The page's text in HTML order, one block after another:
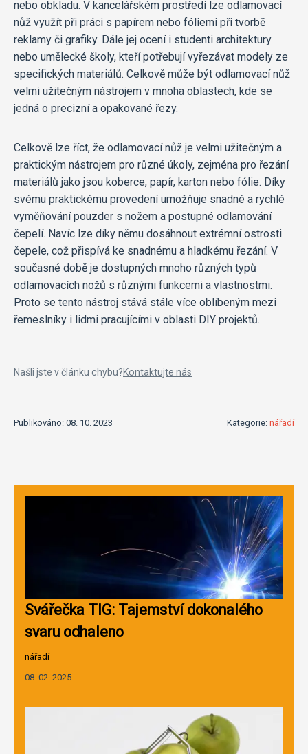
nebo obkladu. V kancelářském prostředí lze odlamovací
nůž využít při práci s papírem nebo fóliemi při tvorbě
reklamy či grafiky. Dále jej ocení i studenti architektury
nebo umělecké školy, kteří potřebují vyřezávat modely ze
specifických materiálů. Celkově může být odlamovací nůž
velmi užitečným nástrojem v mnoha oblastech, kde se
jedná o precizní a opakované řezy.
Celkově lze říct, že odlamovací nůž je velmi užitečným a
praktickým nástrojem pro různé úkoly, zejména pro řezání
materiálů jako jsou koberce, papír, karton nebo fólie. Díky
svému praktickému provedení umožňuje snadné a rychlé
vyměňování pouzder s nožem a postupné odlamování
čepelí. Navíc lze díky němu dosáhnout extrémní ostrosti
čepele, což přispívá ke snadnému a hladkému řezání. V
současné době je dostupných mnoho různých typů
odlamovacích nožů s různými funkcemi a vlastnostmi.
Proto se tento nástroj stává stále více oblíbeným mezi
řemeslníky i lidmi pracujícími v oblasti DIY projektů.
Našli jste v článku chybu?Kontaktujte nás
Publikováno: 08. 10. 2023 Kategorie: nářadí
Svářečka TIG: Tajemství dokonalého
svaru odhaleno
nářadí
08. 02. 2025